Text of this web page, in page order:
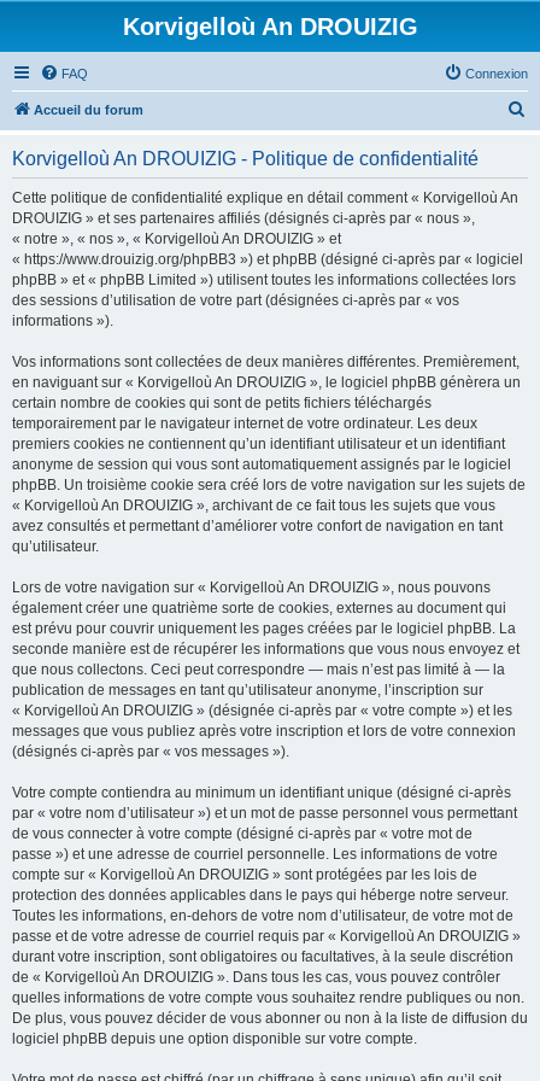
Korvigelloù An DROUIZIG
FAQ Connexion
Accueil du forum
Korvigelloù An DROUIZIG - Politique de confidentialité
Cette politique de confidentialité explique en détail comment « Korvigelloù An
DROUIZIG » et ses partenaires affiliés (désignés ci-après par « nous »,
« notre », « nos », « Korvigelloù An DROUIZIG » et
« https://www.drouizig.org/phpBB3 ») et phpBB (désigné ci-après par « logiciel
phpBB » et « phpBB Limited ») utilisent toutes les informations collectées lors
des sessions d’utilisation de votre part (désignées ci-après par « vos
informations »).
Vos informations sont collectées de deux manières différentes. Premièrement,
en naviguant sur « Korvigelloù An DROUIZIG », le logiciel phpBB génèrera un
certain nombre de cookies qui sont de petits fichiers téléchargés
temporairement par le navigateur internet de votre ordinateur. Les deux
premiers cookies ne contiennent qu’un identifiant utilisateur et un identifiant
anonyme de session qui vous sont automatiquement assignés par le logiciel
phpBB. Un troisième cookie sera créé lors de votre navigation sur les sujets de
« Korvigelloù An DROUIZIG », archivant de ce fait tous les sujets que vous
avez consultés et permettant d’améliorer votre confort de navigation en tant
qu’utilisateur.
Lors de votre navigation sur « Korvigelloù An DROUIZIG », nous pouvons
également créer une quatrième sorte de cookies, externes au document qui
est prévu pour couvrir uniquement les pages créées par le logiciel phpBB. La
seconde manière est de récupérer les informations que vous nous envoyez et
que nous collectons. Ceci peut correspondre — mais n’est pas limité à — la
publication de messages en tant qu’utilisateur anonyme, l’inscription sur
« Korvigelloù An DROUIZIG » (désignée ci-après par « votre compte ») et les
messages que vous publiez après votre inscription et lors de votre connexion
(désignés ci-après par « vos messages »).
Votre compte contiendra au minimum un identifiant unique (désigné ci-après
par « votre nom d’utilisateur ») et un mot de passe personnel vous permettant
de vous connecter à votre compte (désigné ci-après par « votre mot de
passe ») et une adresse de courriel personnelle. Les informations de votre
compte sur « Korvigelloù An DROUIZIG » sont protégées par les lois de
protection des données applicables dans le pays qui héberge notre serveur.
Toutes les informations, en-dehors de votre nom d’utilisateur, de votre mot de
passe et de votre adresse de courriel requis par « Korvigelloù An DROUIZIG »
durant votre inscription, sont obligatoires ou facultatives, à la seule discrétion
de « Korvigelloù An DROUIZIG ». Dans tous les cas, vous pouvez contrôler
quelles informations de votre compte vous souhaitez rendre publiques ou non.
De plus, vous pouvez décider de vous abonner ou non à la liste de diffusion du
logiciel phpBB depuis une option disponible sur votre compte.